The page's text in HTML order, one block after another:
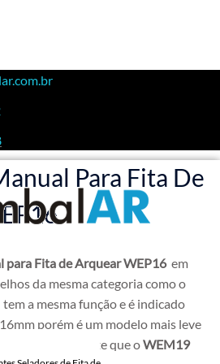
Para Fita De
Para Fita De
para Fita de Arquear WEP16em
da mesma categoria como o
a mesma função e é indicado
porém é um modelo mais leve
menos resistente que oWEM19